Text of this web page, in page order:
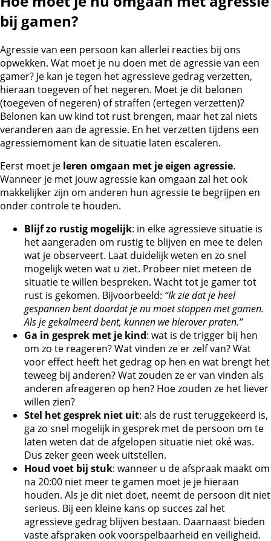
bij gamen?
Agressie van een persoon kan allerlei reacties bij ons
opwekken. Wat moet je nu doen met de agressie van een
gamer? Je kan je tegen het agressieve gedrag verzetten,
hieraan toegeven of het negeren. Moet je dit belonen
(toegeven of negeren) of straffen (ertegen verzetten)?
Belonen kan uw kind tot rust brengen, maar het zal niets
veranderen aan de agressie. En het verzetten tijdens een
agressiemoment kan de situatie laten escaleren.
Eerst moet je leren omgaan met je eigen agressie.
Wanneer je met jouw agressie kan omgaan zal het ook
makkelijker zijn om anderen hun agressie te begrijpen en
onder controle te houden.
Blijf zo rustig mogelijk: in elke agressieve situatie is
het aangeraden om rustig te blijven en mee te delen
wat je observeert. Laat duidelijk weten en zo snel
mogelijk weten wat u ziet. Probeer niet meteen de
situatie te willen bespreken. Wacht tot je gamer tot
rust is gekomen. Bijvoorbeeld: “Ik zie dat je heel
gespannen bent doordat je nu moet stoppen met gamen.
Als je gekalmeerd bent, kunnen we hierover praten.”
Ga in gesprek met je kind: wat is de trigger bij hen
om zo te reageren? Wat vinden ze er zelf van? Wat
voor effect heeft het gedrag op hen en wat brengt het
teweeg bij anderen? Wat zouden ze er van vinden als
anderen afreageren op hen? Hoe zouden ze het liever
willen zien?
Stel het gesprek niet uit: als de rust teruggekeerd is,
ga zo snel mogelijk in gesprek met de persoon om te
laten weten dat de afgelopen situatie niet oké was.
Dus zeker geen week uitstellen.
Houd voet bij stuk: wanneer u de afspraak maakt om
na 20:00 niet meer te gamen moet je je hieraan
houden. Als je dit niet doet, neemt de persoon dit niet
serieus. Bij een kleine kans op succes zal het
agressieve gedrag blijven bestaan. Daarnaast bieden
vaste afspraken ook voorspelbaarheid en veiligheid.